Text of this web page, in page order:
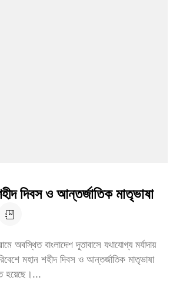
দিবস ও আন্তর্জাতিক মাতৃভাষা
অবস্থিত বাংলাদেশ দূতাবাসে যথাযোগ্য মর্যাদায়
মহান শহীদ দিবস ও আন্তর্জাতিক মাতৃভাষা
হয়েছে।...